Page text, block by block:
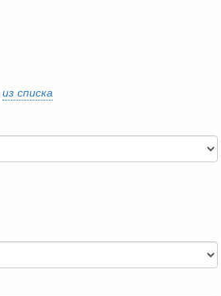
из списка